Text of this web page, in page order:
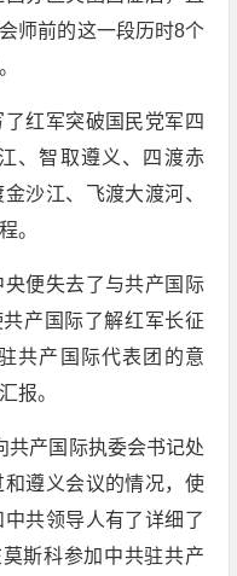
师前的这一段历时8个
了红军突破国民党军四
、智取遵义、四渡赤
沙江、飞渡大渡河、
。
便失去了与共产国际
产国际了解红军长征
共产国际代表团的意
报。
共产国际执委会书记处
遵义会议的情况，使
共领导人有了详细了
斯科参加中共驻共产